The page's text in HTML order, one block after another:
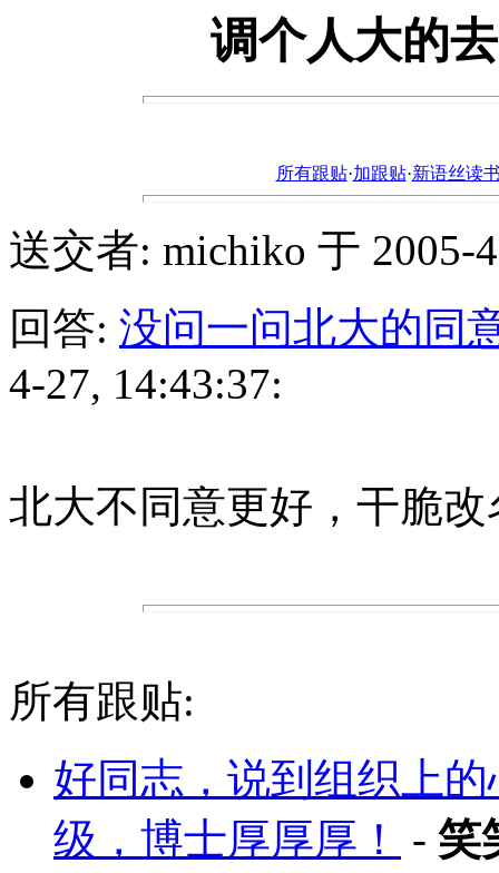
调个人大的
所有跟贴·加跟贴·新语丝读
送交者: michiko 于 2005-
回答: 没问一问北大的同
4-27, 14:43:37:
北大不同意更好，干脆
所有跟贴:
好同志，说到组织上
级，博士厚厚厚！
- 笑